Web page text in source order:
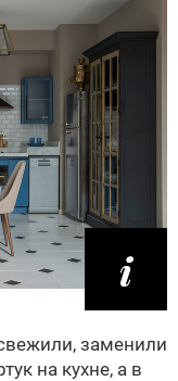
заменили
на кухне, а в